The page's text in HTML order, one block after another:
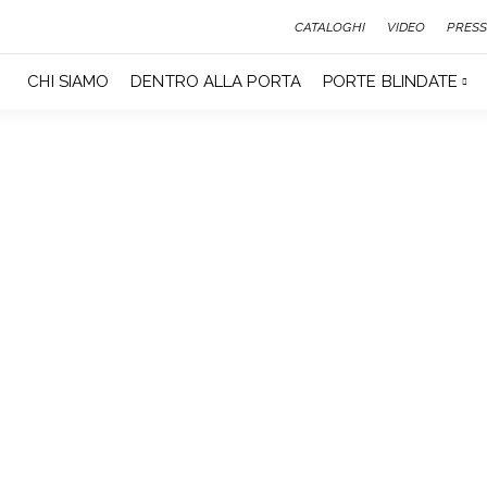
CATALOGHI VIDEO PRESS
CHI SIAMO DENTRO ALLA PORTA PORTE BLINDATE